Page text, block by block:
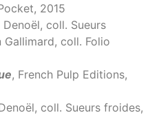
2015
coll. Sueurs
Gallimard, coll. Folio
, French Pulp Editions,
coll. Sueurs froides,